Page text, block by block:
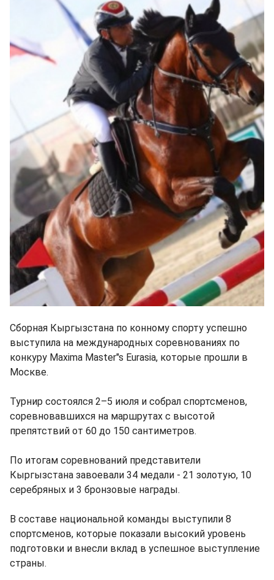
Сборная Кыргызстана по конному спорту успешно
выступила на международных соревнованиях по
конкуру Maxima Master"s Eurasia, которые прошли в
Москве.
Турнир состоялся 2–5 июля и собрал спортсменов,
соревновавшихся на маршрутах с высотой
препятствий от 60 до 150 сантиметров.
По итогам соревнований представители
Кыргызстана завоевали 34 медали - 21 золотую, 10
серебряных и 3 бронзовые награды.
В составе национальной команды выступили 8
спортсменов, которые показали высокий уровень
подготовки и внесли вклад в успешное выступление
страны.